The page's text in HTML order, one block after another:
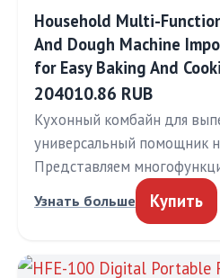
Household Multi-
And Dough Machine
for Easy Baking And
204010.86 RUB
Кухонный комбайн для
универсальный помощник
Представляем
Узнать больше Купить